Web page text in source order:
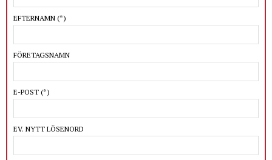
EFTERNAMN (*)
FÖRETAGSNAMN
E-POST (*)
EV. NYTT LÖSENORD